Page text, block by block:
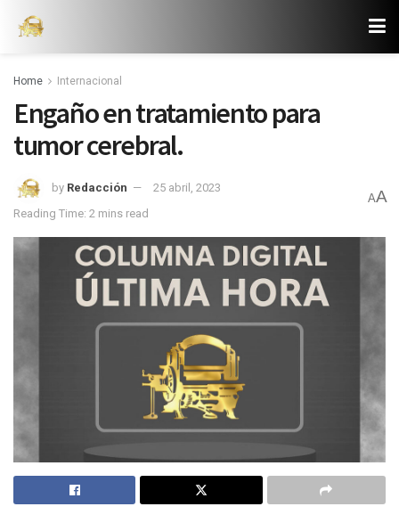
Home Internacional
Engaño en tratamiento para
tumor cerebral.
by Redacción
25 abril, 2023
Reading Time: 2 mins read
AA